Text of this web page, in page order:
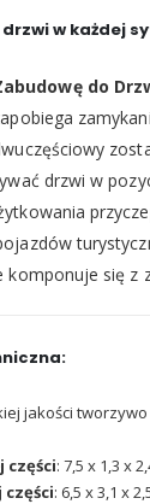
w każdej
do
drzwi w
komponuje się z
jakości
części: 7,5 x 1,3 x
: 6,5 x 3,1 x